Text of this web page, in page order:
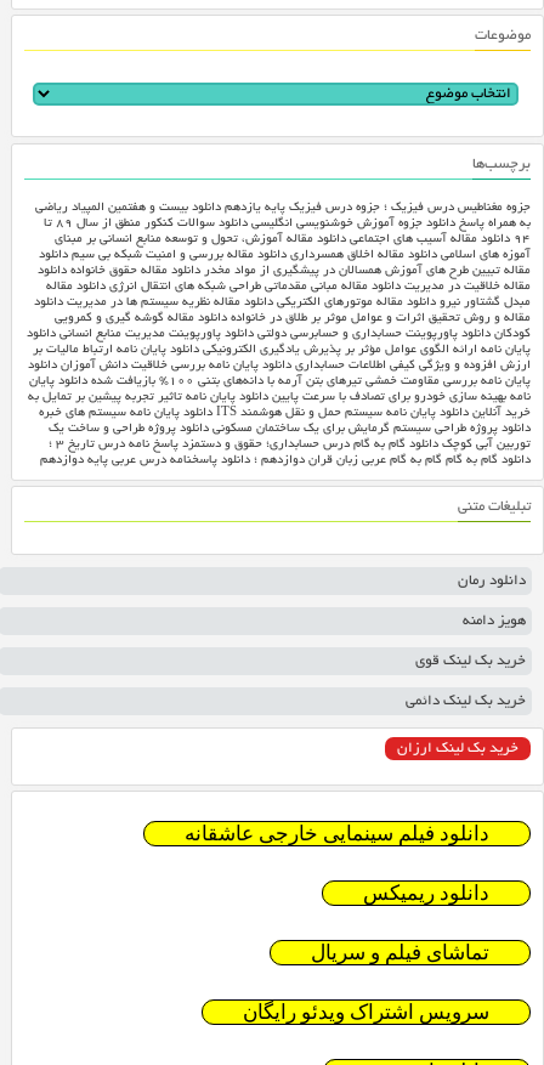
موضوعات
برچسب‌ها
جزوه مغناطیس درس فیزیک ؛ جزوه درس فیزیک پایه یازدهم دانلود بیست و هفتمین المپیاد ریاضی
به همراه پاسخ دانلود جزوه آموزش خوشنویسی انگلیسی
دانلود سوالات کنکور منطق از سال ۸۹ تا
۹۴ دانلود مقاله آسیب های اجتماعی دانلود مقاله آموزش، تحول و توسعه منابع انسانی بر مبنای
آموزه های اسلامی‎ دانلود مقاله اخلاق همسرداری دانلود مقاله بررسی و امنیت شبکه بی سیم دانلود
مقاله تبیین طرح های آموزش همسالان در پیشگیری از مواد مخدر دانلود مقاله حقوق خانواده دانلود
مقاله خلاقیت در مدیریت دانلود مقاله مبانی مقدماتی طراحی شبکه های انتقال انرژی دانلود مقاله
مبدل گشتاور نیرو دانلود مقاله موتورهای الکتریکی دانلود مقاله نظریه سیستم ها در مدیریت دانلود
مقاله و روش تحقیق اثرات و عوامل موثر بر طلاق در خانواده دانلود مقاله گوشه گیری و کمرویی
کودکان دانلود پاورپوینت حسابداری و حسابرسی دولتی دانلود پاورپوینت مدیریت منابع انسانی دانلود
پایان نامه ارائه الگوی عوامل مؤثر بر پذیرش یادگیری الکترونیکی دانلود پایان نامه ارتباط مالیات بر
ارزش افزوده و ویژگی کیفی اطلاعات حسابداری دانلود پایان نامه بررسی خلاقیت دانش آموزان دانلود
پایان نامه بررسی مقاومت خمشی تیرهای بتن آرمه با دانه‌های بتنی ۱۰۰% بازیافت شده
دانلود پایان
نامه بهینه سازی خودرو برای تصادف با سرعت پایین دانلود پایان نامه تاثیر تجربه پیشین بر تمایل به
خرید آنلاین دانلود پایان نامه سیستم حمل و نقل هوشمند ITS
دانلود پایان نامه سیستم های خبره
دانلود پروژه طراحی سیستم گرمایش برای یک ساختمان مسکونی دانلود پروژه طراحی و ساخت یک
توربین آبی کوچک دانلود گام به گام درس حسابداری؛ حقوق و دستمزد
پاسخ نامه درس تاریخ ۳ ؛
دانلود گام به گام گام به گام عربی زبان قران دوازدهم ؛ دانلود پاسخنامه درس عربی پایه دوازدهم
تبلیغات متنی
دانلود رمان
هویز دامنه
خرید بک لینک قوی
خرید بک لینک دائمی
خرید بک لینک ارزان
دانلود فیلم سینمایی خارجی عاشقانه
دانلود ریمیکس
تماشای فیلم و سریال
سرویس اشتراک ویدئو رایگان